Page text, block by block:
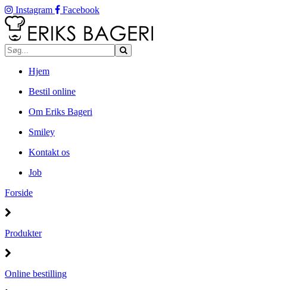
Instagram Facebook
Hjem
Bestil online
Om Eriks Bageri
Smiley
Kontakt os
Job
Forside
Produkter
Online bestilling